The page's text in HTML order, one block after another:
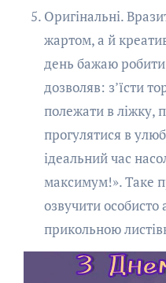
Оригінальні.
жартом, а й
день бажаю
дозволяв: з’їсти
полежати в ліжку,
прогулятися в
ідеальний час
максимум!». Таке
озвучити особисто
прикольною